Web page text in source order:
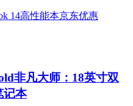
非凡大师：18英寸双
记本